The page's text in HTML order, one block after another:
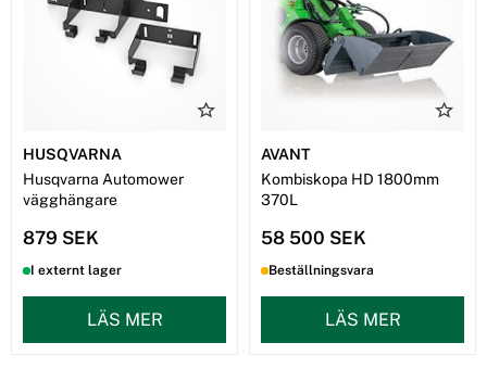
HUSQVARNA
Husqvarna Automower
vägghängare
879 SEK
I externt lager
LÄS MER
AVANT
Kombiskopa HD 1800mm
370L
58 500 SEK
Beställningsvara
LÄS MER